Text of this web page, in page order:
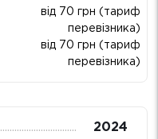
від 70 грн (тариф
перевізника)
від 70 грн (тариф
перевізника)
2024